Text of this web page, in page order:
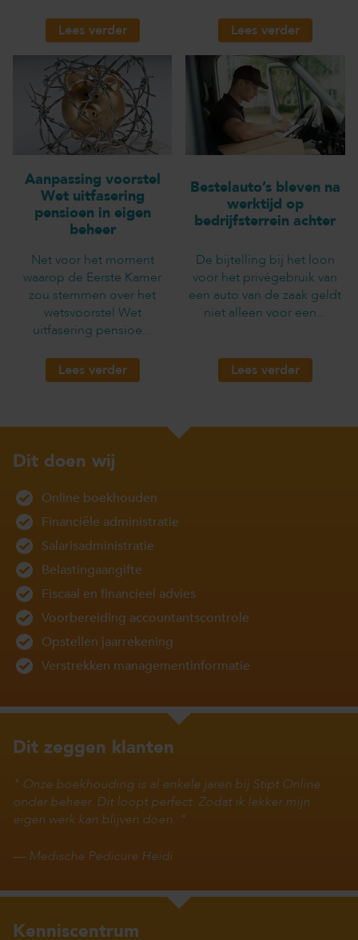
Lees verder Lees verder
Aanpassing voorstel
Wet uitfasering
pensioen in eigen
beheer
Net voor het moment
waarop de Eerste Kamer
zou stemmen over het
wetsvoorstel Wet
uitfasering pensioe...
Lees verder
Bestelauto’s bleven na
werktijd op
bedrijfsterrein achter
De bijtelling bij het loon
voor het privégebruik van
een auto van de zaak geldt
niet alleen voor een...
Lees verder
Dit doen wij
Online boekhouden
Financiële administratie
Salarisadministratie
Belastingaangifte
Fiscaal en financieel advies
Voorbereiding accountantscontrole
Opstellen jaarrekening
Verstrekken managementinformatie
Dit zeggen klanten
Onze boekhouding is al enkele jaren bij Stipt Online
onder beheer. Dit loopt perfect. Zodat ik lekker mijn
eigen werk kan blijven doen.
— Medische Pedicure Heidi
Kenniscentrum